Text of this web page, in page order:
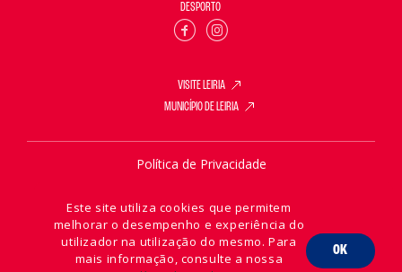
DESPORTO
VISITE LEIRIA
MUNICÍPIO DE LEIRIA
Política de Privacidade
2026 © Leiria Agenda
Este site utiliza cookies que permitem
melhorar o desempenho e experiência do
utilizador na utilização do mesmo. Para
mais informação, consulte a nossa
OK